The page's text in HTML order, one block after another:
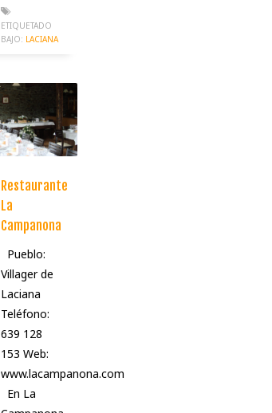
ETIQUETADO
BAJO: LACIANA
Restaurante
La
Campanona
Pueblo:
Villager de
Laciana
Teléfono:
639 128
153 Web:
www.lacampanona.com
En La